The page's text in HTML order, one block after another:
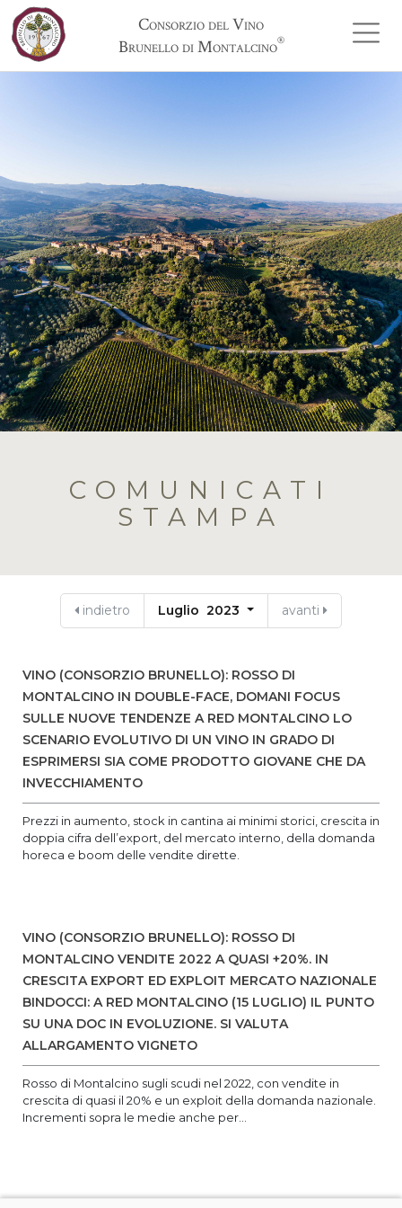
Consorzio del Vino
Brunello di Montalcino®
COMUNICATI
STAMPA
indietro Luglio 2023 avanti
VINO (CONSORZIO BRUNELLO): ROSSO DI
MONTALCINO IN DOUBLE-FACE, DOMANI FOCUS
SULLE NUOVE TENDENZE A RED MONTALCINO LO
SCENARIO EVOLUTIVO DI UN VINO IN GRADO DI
ESPRIMERSI SIA COME PRODOTTO GIOVANE CHE DA
INVECCHIAMENTO
Prezzi in aumento, stock in cantina ai minimi storici, crescita in
doppia cifra dell’export, del mercato interno, della domanda
horeca e boom delle vendite dirette.
VINO (CONSORZIO BRUNELLO): ROSSO DI
MONTALCINO VENDITE 2022 A QUASI +20%. IN
CRESCITA EXPORT ED EXPLOIT MERCATO NAZIONALE
BINDOCCI: A RED MONTALCINO (15 LUGLIO) IL PUNTO
SU UNA DOC IN EVOLUZIONE. SI VALUTA
ALLARGAMENTO VIGNETO
Rosso di Montalcino sugli scudi nel 2022, con vendite in
crescita di quasi il 20% e un exploit della domanda nazionale.
Incrementi sopra le medie anche per...